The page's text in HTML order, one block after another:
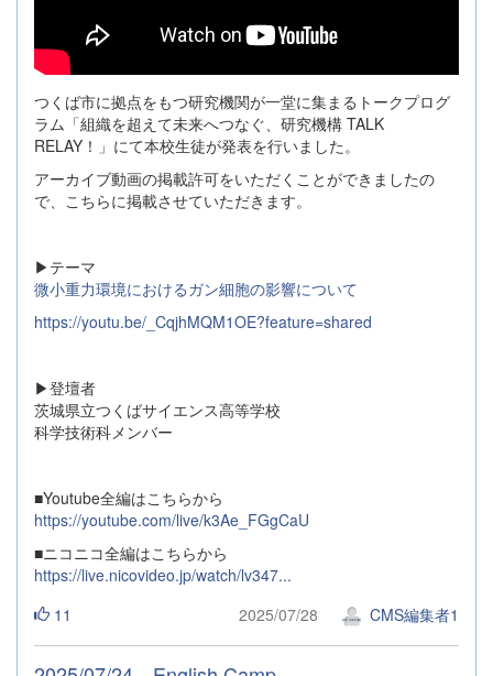
つくば市に拠点をもつ研究機関が一堂に集まるトークプログ
ラム「組織を超えて未来へつなぐ、研究機構 TALK
RELAY！」にて本校生徒が発表を行いました。
アーカイブ動画の掲載許可をいただくことができましたの
で、こちらに掲載させていただきます。
▶テーマ
微小重力環境におけるガン細胞の影響について
https://youtu.be/_CqjhMQM1OE?feature=shared
▶登壇者
茨城県立つくばサイエンス高等学校
科学技術科メンバー
■Youtube全編はこちらから
https://youtube.com/live/k3Ae_FGgCaU
■ニコニコ全編はこちらから
https://live.nicovideo.jp/watch/lv347...
11
2025/07/28 CMS編集者1